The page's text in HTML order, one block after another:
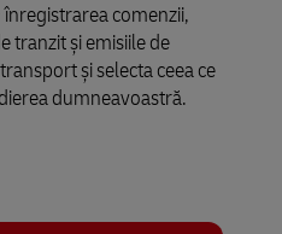
comenzii,
tranzit și emisiile de
și selecta ceea ce
dumneavoastră.